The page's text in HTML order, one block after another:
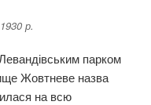
р.
парком
Жовтневе назва
на всю